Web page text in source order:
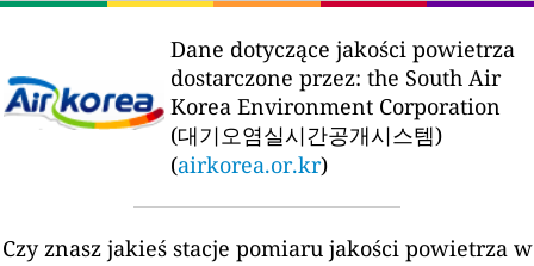
Dane dotyczące jakości powietrza
dostarczone przez: the South Air
Korea Environment Corporation
(대기오염실시간공개시스템)
(airkorea.or.kr)
Czy znasz jakieś stacje pomiaru jakości powietrza w